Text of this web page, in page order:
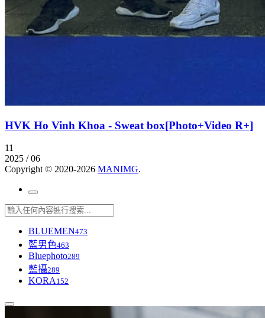
HVK Ho Vinh Khoa - Sweat box[Photo+Video R+]
11
2025 / 06
Copyright © 2020-2026 MANIMG.
BLUEMEN473
藍男色463
Bluephoto289
藍攝289
KORA152